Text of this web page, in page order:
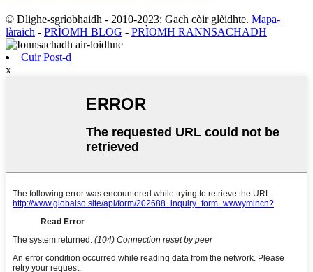
© Dlighe-sgrìobhaidh - 2010-2023: Gach còir glèidhte. Mapa-
làraich - PRÌOMH BLOG - PRÌOMH RANNSACHADH
Cuir Post-d
x